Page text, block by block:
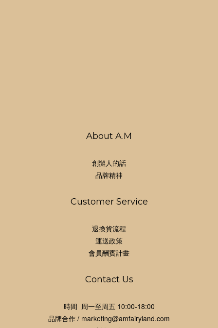
About A.M
創辦人的話
品牌精神
Customer Service
退換貨流程
運送政策
會員酬賓計畫
Contact Us
時間 周一至周五 10:00-18:00
品牌合作 / marketing@amfairyland.com